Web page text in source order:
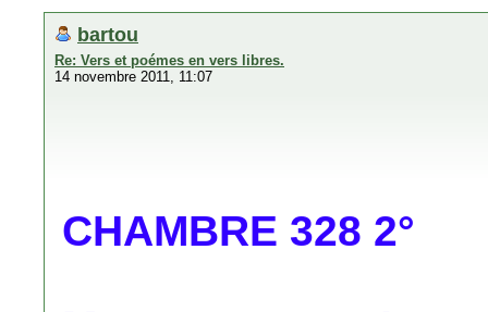
bartou
Re: Vers et poémes en vers libres.
14 novembre 2011, 11:07
CHAMBRE 328 2°